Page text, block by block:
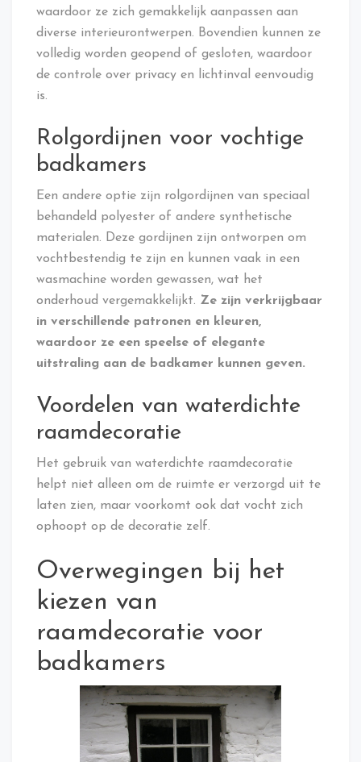
waardoor ze zich gemakkelijk aanpassen aan
diverse interieurontwerpen. Bovendien kunnen ze
volledig worden geopend of gesloten, waardoor
de controle over privacy en lichtinval eenvoudig
is.
Rolgordijnen voor vochtige
badkamers
Een andere optie zijn rolgordijnen van speciaal
behandeld polyester of andere synthetische
materialen. Deze gordijnen zijn ontworpen om
vochtbestendig te zijn en kunnen vaak in een
wasmachine worden gewassen, wat het
onderhoud vergemakkelijkt. Ze zijn verkrijgbaar
in verschillende patronen en kleuren,
waardoor ze een speelse of elegante
uitstraling aan de badkamer kunnen geven.
Voordelen van waterdichte
raamdecoratie
Het gebruik van waterdichte raamdecoratie
helpt niet alleen om de ruimte er verzorgd uit te
laten zien, maar voorkomt ook dat vocht zich
ophoopt op de decoratie zelf.
Overwegingen bij het
kiezen van
raamdecoratie voor
badkamers